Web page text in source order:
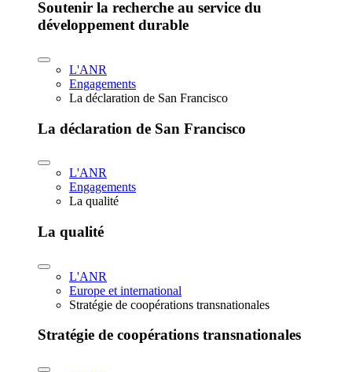
Soutenir la recherche au service du
développement durable
L'ANR
Engagements
La déclaration de San Francisco
La déclaration de San Francisco
L'ANR
Engagements
La qualité
La qualité
L'ANR
Europe et international
Stratégie de coopérations transnationales
Stratégie de coopérations transnationales